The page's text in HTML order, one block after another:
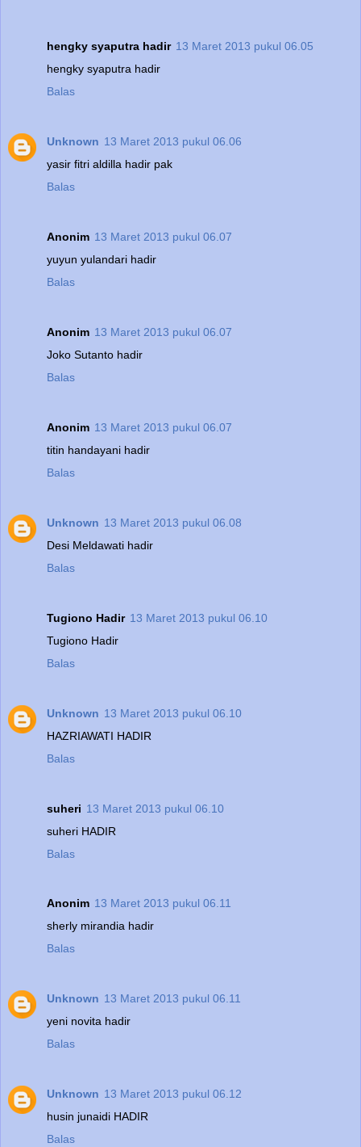
hengky syaputra hadir 13 Maret 2013 pukul 06.05
hengky syaputra hadir
Balas
Unknown 13 Maret 2013 pukul 06.06
yasir fitri aldilla hadir pak
Balas
Anonim 13 Maret 2013 pukul 06.07
yuyun yulandari hadir
Balas
Anonim 13 Maret 2013 pukul 06.07
Joko Sutanto hadir
Balas
Anonim 13 Maret 2013 pukul 06.07
titin handayani hadir
Balas
Unknown 13 Maret 2013 pukul 06.08
Desi Meldawati hadir
Balas
Tugiono Hadir 13 Maret 2013 pukul 06.10
Tugiono Hadir
Balas
Unknown 13 Maret 2013 pukul 06.10
HAZRIAWATI HADIR
Balas
suheri 13 Maret 2013 pukul 06.10
suheri HADIR
Balas
Anonim 13 Maret 2013 pukul 06.11
sherly mirandia hadir
Balas
Unknown 13 Maret 2013 pukul 06.11
yeni novita hadir
Balas
Unknown 13 Maret 2013 pukul 06.12
husin junaidi HADIR
Balas